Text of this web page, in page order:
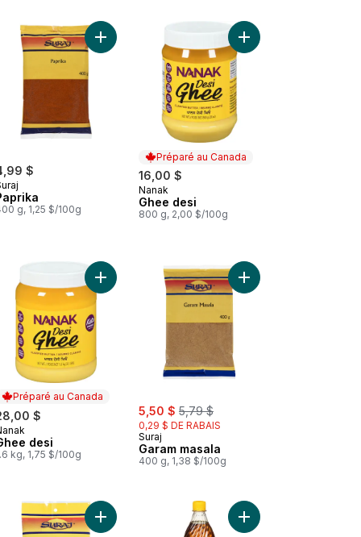
de fenugrec (Methi Dana) au panier
$
g, 1,25 $/100g
Ajouter Paprika au panier
Préparé au Canada
16,00 $
Préparé au Canada
Nanak
Ghee desi
800 g, 2,00 $/100g
Ajouter Ghee desi au
Masala Sauce de Cuisine au panier
Préparé au Canada
$
au Canada
desi
kg, 1,75 $/100g
Ajouter Ghee desi au panier
sale:
5,50 $ , formerly:
5,79 $
0,29 $ DE RABAIS
Suraj
Garam masala
400 g, 1,38 $/100g
Ajouter Garam
au panier
tamarin au panierAjouter Graines de moutarde noire (Kali Sarson)
Ajouter DABUR